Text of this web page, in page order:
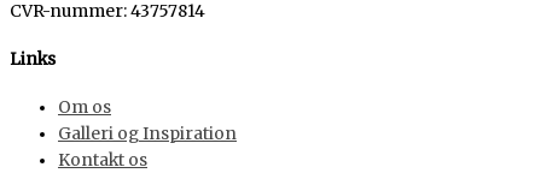
CVR-nummer:43757814
Links
Om os
Galleri og Inspiration
Kontakt os